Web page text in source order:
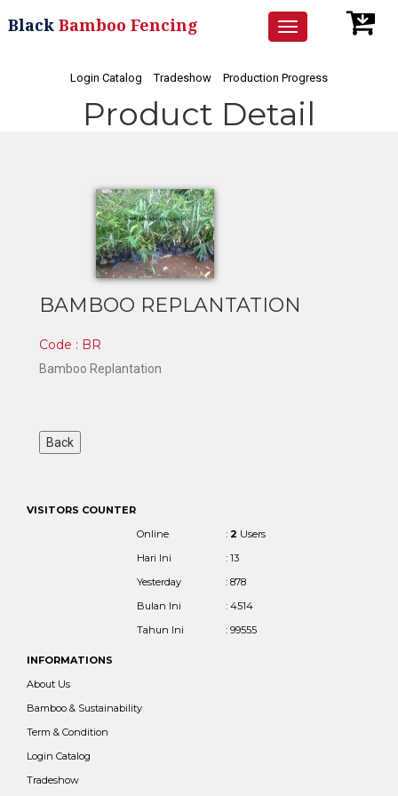
Toggle
navigation
Black Bamboo Fencing
Login Catalog Tradeshow Production Progress
Product Detail
BAMBOO REPLANTATION
Code : BR
Bamboo Replantation
VISITORS COUNTER
Online
: 2 Users
Hari Ini
: 13
Yesterday
: 878
Bulan Ini
: 4514
Tahun Ini
: 99555
INFORMATIONS
About Us
Bamboo & Sustainability
Term & Condition
Login Catalog
Tradeshow